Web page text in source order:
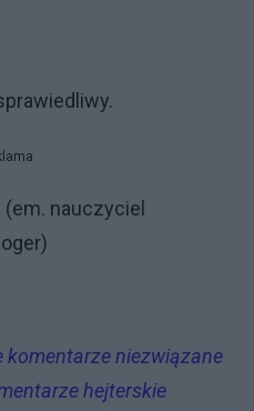
(em. nauczyciel
komentarze niezwiązane
hejterskie